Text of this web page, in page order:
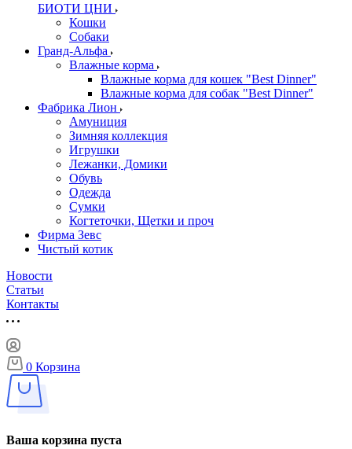
БИОТИ ЦНИ
Кошки
Собаки
Гранд-Альфа
Влажные корма
Влажные корма для кошек "Best Dinner"
Влажные корма для собак "Best Dinner"
Фабрика Лион
Амуниция
Зимняя коллекция
Игрушки
Лежанки, Домики
Обувь
Одежда
Сумки
Когтеточки, Щетки и проч
Фирма Зевс
Чистый котик
Новости
Статьи
Контакты
0 Корзина
Ваша корзина пуста